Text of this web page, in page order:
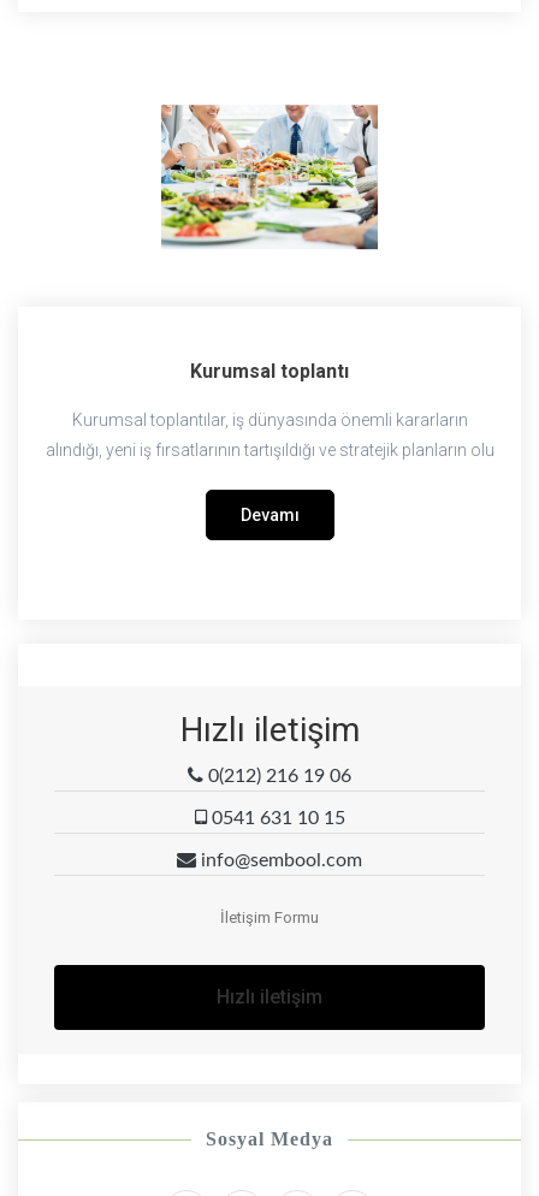
Kurumsal toplantı
Kurumsal toplantılar, iş dünyasında önemli kararların
alındığı, yeni iş fırsatlarının tartışıldığı ve stratejik planların olu
Devamı
Hızlı iletişim
0(212) 216 19 06
0541 631 10 15
info@sembool.com
İletişim Formu
Hızlı iletişim
Sosyal Medya